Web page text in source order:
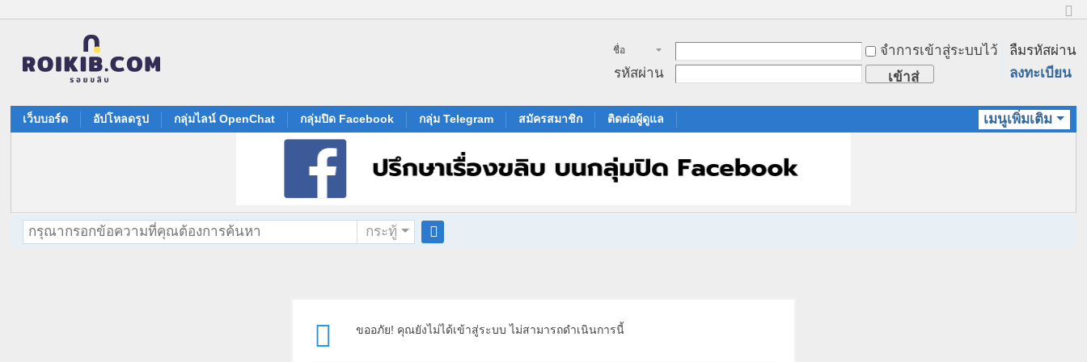
า
ด
ติ
ชื่อ
สมาชิก
จำการเข้าสู่ระบบไว้
ลืมรหัสผ่าน
รหัสผ่าน
เข้าสู่
ลงทะเบียน
เมนูเพิ่มเติม
เว็บบอร์ด อัปโหลดรูป กลุ่มไลน์ OpenChat กลุ่มปิด Facebook กลุ่ม Telegram สมัครสมาชิก ติดต่อผู้ดูแล
กระทู้
า
ขออภัย! คุณยังไม่ได้เข้าสู่ระบบ ไม่สามารถดำเนินการนี้